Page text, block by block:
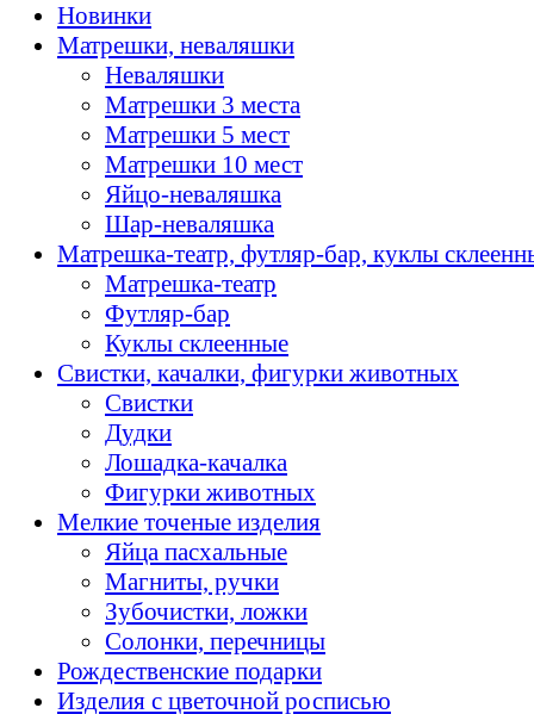
Новинки
Матрешки, неваляшки
Неваляшки
Матрешки 3 места
Матрешки 5 мест
Матрешки 10 мест
Яйцо-неваляшка
Шар-неваляшка
Матрешка-театр, футляр-бар, куклы
Матрешка-театр
Футляр-бар
Куклы склеенные
Свистки, качалки, фигурки животных
Свистки
Дудки
Лошадка-качалка
Фигурки животных
Мелкие точеные изделия
Яйца пасхальные
Магниты, ручки
Зубочистки, ложки
Солонки, перечницы
Рождественские подарки
Изделия с цветочной росписью